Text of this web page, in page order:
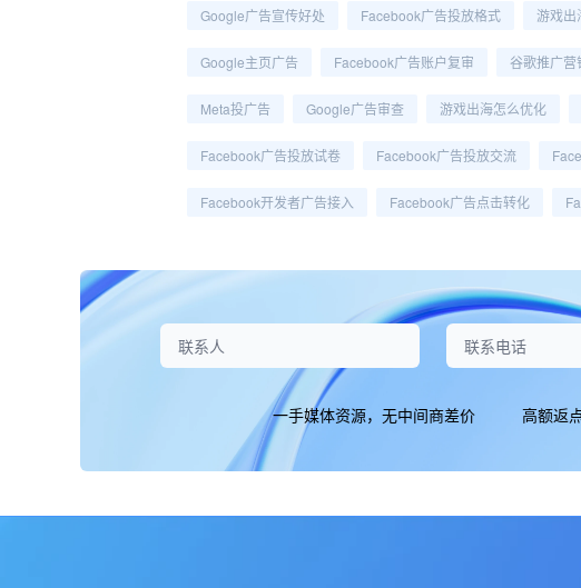
Google广告宣传好处 Facebook广告投放格式 游戏出
Google主页广告 Facebook广告账户复审 谷歌推广营
Meta投广告 Google广告审查 游戏出海怎么优化
Facebook广告投放试卷 Facebook广告投放交流
Facebook开发者广告接入 Facebook广告点击转化
一手媒体资源，无中间商差价 高额返